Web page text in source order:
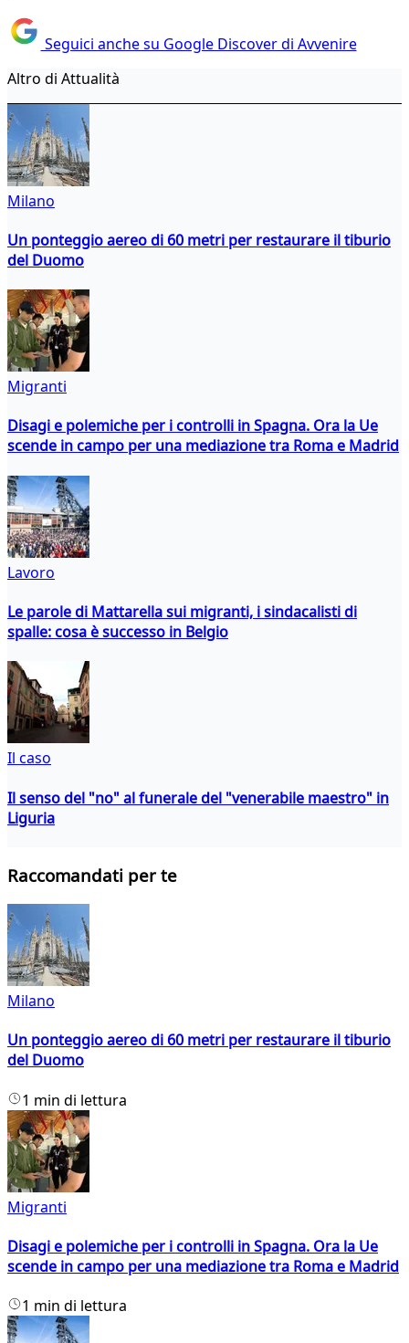
Seguici anche su Google Discover di Avvenire
Altro di Attualità
Milano
Un ponteggio aereo di 60 metri per restaurare il tiburio
del Duomo
Migranti
Disagi e polemiche per i controlli in Spagna. Ora la Ue
scende in campo per una mediazione tra Roma e Madrid
Lavoro
Le parole di Mattarella sui migranti, i sindacalisti di
spalle: cosa è successo in Belgio
Il caso
Il senso del "no" al funerale del "venerabile maestro" in
Liguria
Raccomandati per te
Milano
Un ponteggio aereo di 60 metri per restaurare il tiburio
del Duomo
1 min di lettura
Migranti
Disagi e polemiche per i controlli in Spagna. Ora la Ue
scende in campo per una mediazione tra Roma e Madrid
1 min di lettura